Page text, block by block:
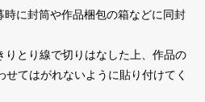
に封筒や作品梱包の箱などに同封
とり線で切りはなした上、作品の
てはがれないように貼り付けてく